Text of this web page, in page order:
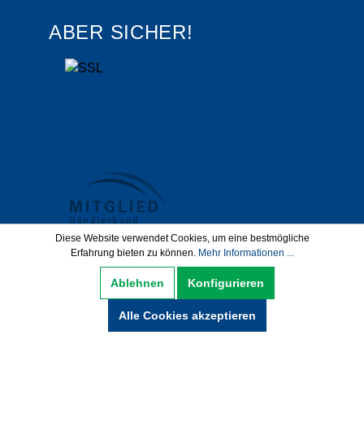
ABER SICHER!
Datenschutz AGB
Impressum
Hinweise zur Batterieentsorgung
Diese Website verwendet Cookies, um eine bestmögliche
Erfahrung bieten zu können. Mehr Informationen ...
Ablehnen Konfigurieren
Alle Cookies akzeptieren